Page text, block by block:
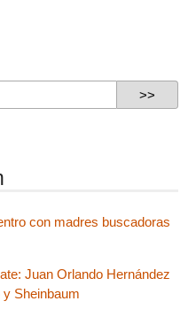
con madres buscadoras
Juan Orlando Hernández
Sheinbaum